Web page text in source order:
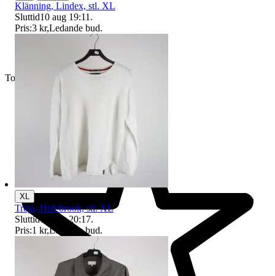
Toppsäljare
Klänning, Lindex, stl. XL
Sluttid10 aug 19:11 .
Pris:3 kr,Ledande bud.
XL
Tröja, Holebrook, stl. XL
Sluttid10 aug 20:17.
Pris:1 kr,Ledande bud.